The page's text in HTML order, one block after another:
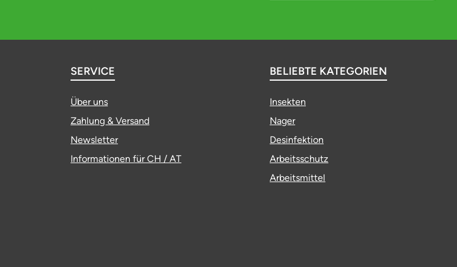
SERVICE
Über uns
Zahlung & Versand
Newsletter
Informationen für CH / AT
BELIEBTE KATEGORIEN
Insekten
Nager
Desinfektion
Arbeitsschutz
Arbeitsmittel